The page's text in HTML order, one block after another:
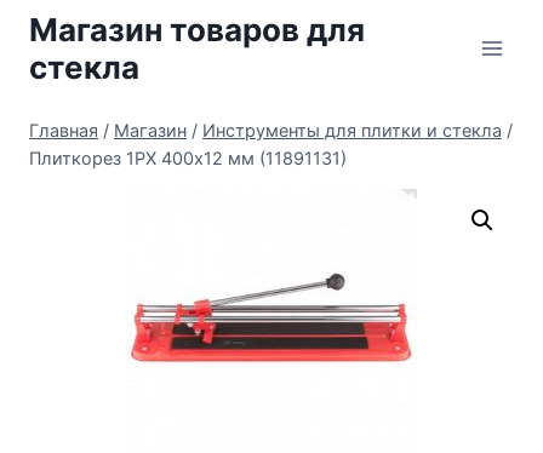
Перейти
содержимому
Магазин товаров для
стекла
Главная / Магазин / Инструменты для плитки и стекла /
Плиткорез 1PX 400х12 мм (11891131)